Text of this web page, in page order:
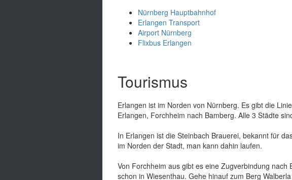
Nürnberg Hauptbahnhof
Erlangen Transport
Airport Nürnberg
Flixbus Erlangen
Tourismus
Erlangen ist im Norden von Nürnberg. Es gibt die
Erlangen, Forchheim nach Bamberg. Alle 3 Städte
In Erlangen ist die Steinbach Brauerei, bekannt für
im Norden der Stadt, man kann dahin laufen.
Von Forchheim aus gibt es eine Zugverbindung nach
schon in Wiesenthau. Gehe hinauf zum Berg